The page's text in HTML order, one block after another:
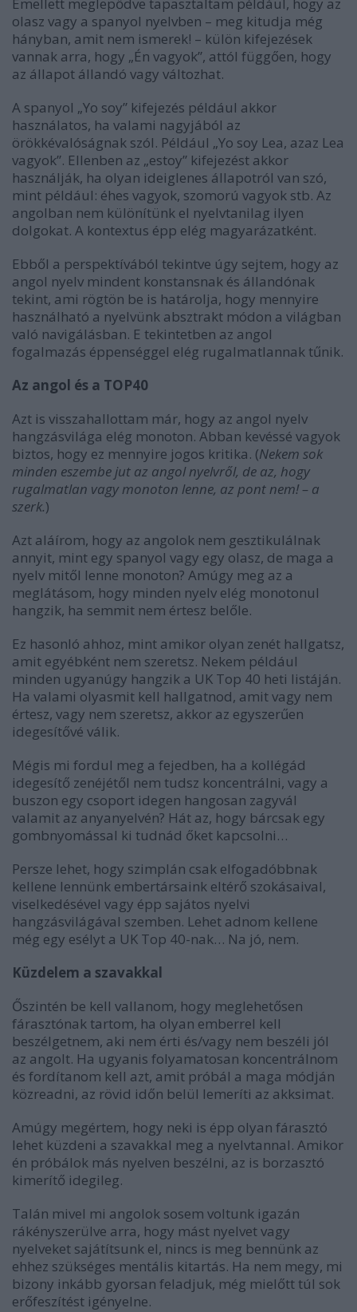
Emellett meglepődve tapasztaltam például, hogy az
olasz vagy a spanyol nyelvben – meg kitudja még
hányban, amit nem ismerek! – külön kifejezések
vannak arra, hogy „Én vagyok”, attól függően, hogy
az állapot állandó vagy változhat.
A spanyol „Yo soy” kifejezés például akkor
használatos, ha valami nagyjából az
örökkévalóságnak szól. Például „Yo soy Lea, azaz Lea
vagyok”. Ellenben az „estoy” kifejezést akkor
használják, ha olyan ideiglenes állapotról van szó,
mint például: éhes vagyok, szomorú vagyok stb. Az
angolban nem különítünk el nyelvtanilag ilyen
dolgokat. A kontextus épp elég magyarázatként.
Ebből a perspektívából tekintve úgy sejtem, hogy az
angol nyelv mindent konstansnak és állandónak
tekint, ami rögtön be is határolja, hogy mennyire
használható a nyelvünk absztrakt módon a világban
való navigálásban. E tekintetben az angol
fogalmazás éppenséggel elég rugalmatlannak tűnik.
Az angol és a TOP40
Azt is visszahallottam már, hogy az angol nyelv
hangzásvilága elég monoton. Abban kevéssé vagyok
biztos, hogy ez mennyire jogos kritika. (Nekem sok
minden eszembe jut az angol nyelvről, de az, hogy
rugalmatlan vagy monoton lenne, az pont nem! – a
szerk.)
Azt aláírom, hogy az angolok nem gesztikulálnak
annyit, mint egy spanyol vagy egy olasz, de maga a
nyelv mitől lenne monoton? Amúgy meg az a
meglátásom, hogy minden nyelv elég monotonul
hangzik, ha semmit nem értesz belőle.
Ez hasonló ahhoz, mint amikor olyan zenét hallgatsz,
amit egyébként nem szeretsz. Nekem például
minden ugyanúgy hangzik a UK Top 40 heti listáján.
Ha valami olyasmit kell hallgatnod, amit vagy nem
értesz, vagy nem szeretsz, akkor az egyszerűen
idegesítővé válik.
Mégis mi fordul meg a fejedben, ha a kollégád
idegesítő zenéjétől nem tudsz koncentrálni, vagy a
buszon egy csoport idegen hangosan zagyvál
valamit az anyanyelvén? Hát az, hogy bárcsak egy
gombnyomással ki tudnád őket kapcsolni…
Persze lehet, hogy szimplán csak elfogadóbbnak
kellene lennünk embertársaink eltérő szokásaival,
viselkedésével vagy épp sajátos nyelvi
hangzásvilágával szemben. Lehet adnom kellene
még egy esélyt a UK Top 40-nak… Na jó, nem.
Küzdelem a szavakkal
Őszintén be kell vallanom, hogy meglehetősen
fárasztónak tartom, ha olyan emberrel kell
beszélgetnem, aki nem érti és/vagy nem beszéli jól
az angolt. Ha ugyanis folyamatosan koncentrálnom
és fordítanom kell azt, amit próbál a maga módján
közreadni, az rövid időn belül lemeríti az akksimat.
Amúgy megértem, hogy neki is épp olyan fárasztó
lehet küzdeni a szavakkal meg a nyelvtannal. Amikor
én próbálok más nyelven beszélni, az is borzasztó
kimerítő idegileg.
Talán mivel mi angolok sosem voltunk igazán
rákényszerülve arra, hogy mást nyelvet vagy
nyelveket sajátítsunk el, nincs is meg bennünk az
ehhez szükséges mentális kitartás. Ha nem megy, mi
bizony inkább gyorsan feladjuk, még mielőtt túl sok
erőfeszítést igényelne.